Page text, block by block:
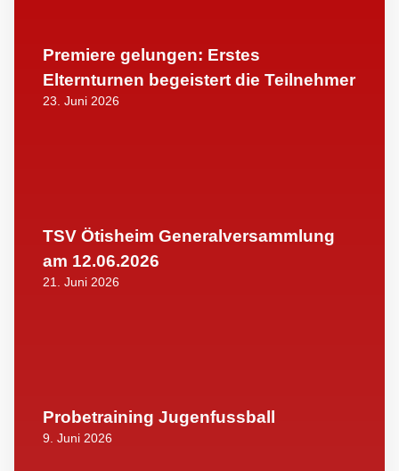
Premiere gelungen: Erstes
Elternturnen begeistert die Teilnehmer
23. Juni 2026
TSV Ötisheim Generalversammlung
am 12.06.2026
21. Juni 2026
Probetraining Jugenfussball
9. Juni 2026